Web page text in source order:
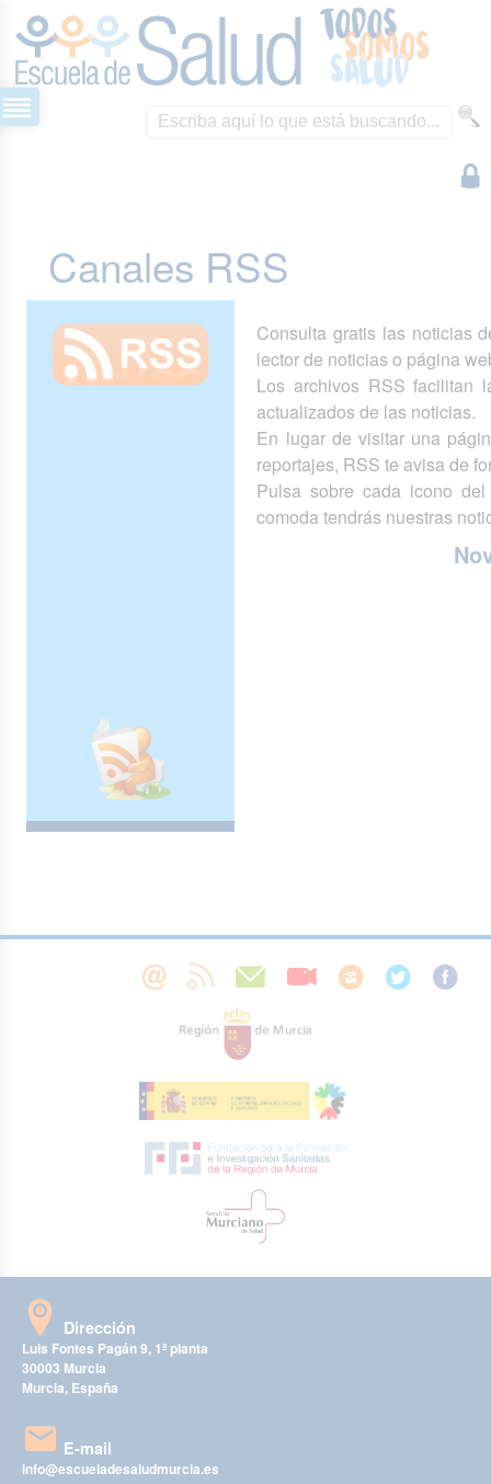
Canales RSS
Consulta gratis las noticias
lector de noticias o página
Los archivos RSS facilitan
actualizados de las noticias.
En lugar de visitar una
reportajes, RSS te avisa de
Pulsa sobre cada icono
comoda tendrás nuestras
Dirección
Luis Fontes Pagán 9, 1ª planta
30003 Murcia
Murcia, España
E-mail
info@escueladesaludmurcia.es